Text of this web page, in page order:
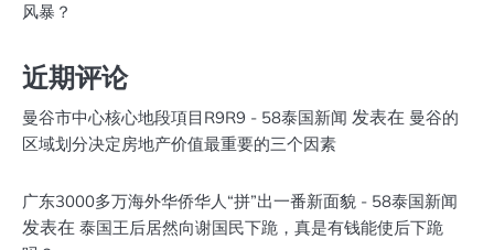
风暴？
近期评论
曼谷市中心核心地段項目R9R9 - 58泰国新闻 发表在 曼谷的
区域划分决定房地产价值最重要的三个因素
广东3000多万海外华侨华人“拼”出一番新面貌 - 58泰国新闻
发表在 泰国王后居然向谢国民下跪，真是有钱能使后下跪